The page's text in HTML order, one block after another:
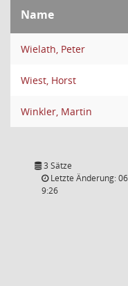
Name
Wielath, Peter
Wiest, Horst
Winkler, Martin
3 Sätze
Letzte Änderung:
9:26